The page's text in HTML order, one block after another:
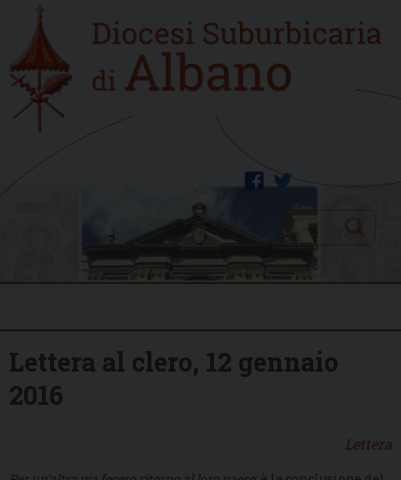
content
Home
new
twitter
facebook
Search
Lettera al clero, 12 gennaio
2016
Lettera